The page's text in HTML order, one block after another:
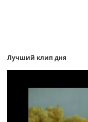
Лучший клип дня